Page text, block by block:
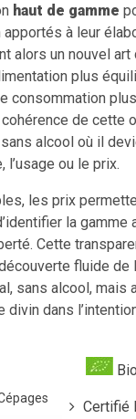
haut de gamme
à leur
alors un nouvel art
plus
consommation
de cette
sans alcool où il
ou le prix.
les prix
la gamme
Cette
fluide de
sans alcool, mais
divin dans
Bio
Certifié